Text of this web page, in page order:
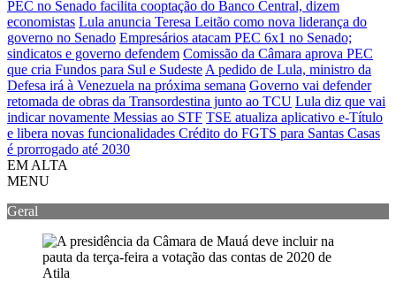
PEC no Senado facilita cooptação do Banco Central, dizem
economistas Lula anuncia Teresa Leitão como nova liderança do
governo no Senado Empresários atacam PEC 6x1 no Senado;
sindicatos e governo defendem Comissão da Câmara aprova PEC
que cria Fundos para Sul e Sudeste A pedido de Lula, ministro da
Defesa irá à Venezuela na próxima semana Governo vai defender
retomada de obras da Transordestina junto ao TCU Lula diz que vai
indicar novamente Messias ao STF TSE atualiza aplicativo e-Título
e libera novas funcionalidades Crédito do FGTS para Santas Casas
é prorrogado até 2030
EM ALTA
MENU
Geral